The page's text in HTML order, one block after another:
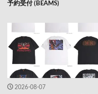
予約受付 (BEAMS)
2026-08-07